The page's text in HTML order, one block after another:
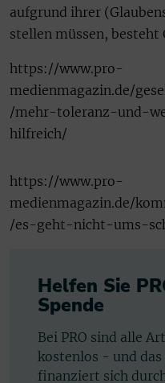
aufgrund ihrer
stellen müssen, besteht
https://www.pro-
medienmagazin.de/
/mehr-toleranz-und-
hilfreich/
https://www.pro-
medienmagazin.de/
/es-geht-nicht-ums-
Helfen Sie
Spende
Bei PRO sind alle
kostenlos - und das
finanziert sich